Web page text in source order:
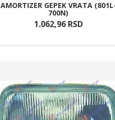
AMORTIZER GEPEK VRATA
700N)
1.062,96 RSD